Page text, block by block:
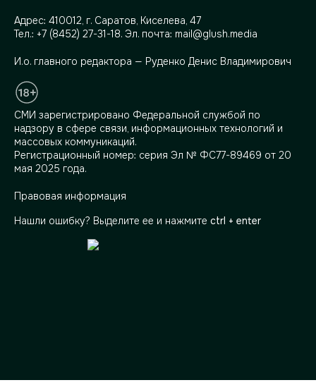
Адрес: 410012, г. Саратов, Киселева, 47
Тел.: +7 (8452) 27-31-18. Эл. почта: mail@glush.media
И.о. главного редактора — Руденко Денис Владимирович
СМИ зарегистрировано Федеральной службой по
надзору в сфере связи, информационных технологий и
массовых коммуникаций.
Регистрационный номер: серия Эл № ФС77-89469 от 20
мая 2025 года.
Правовая информация
Нашли ошибку? Выделите ее и нажмите ctrl + enter